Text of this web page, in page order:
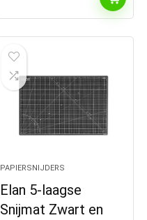
PAPIERSNIJDERS
Elan 5-laagse
Snijmat Zwart en